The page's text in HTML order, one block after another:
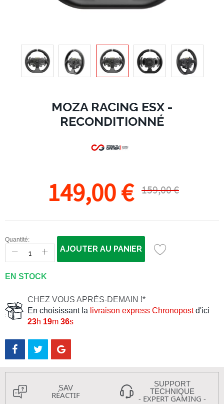
MOZA RACING ESX -
RECONDITIONNÉ
149,00 € 159,00 €
Quantité:
AJOUTER AU PANIER
EN STOCK
CHEZ VOUS APRÈS-DEMAIN !*
En choisissant la livraison express Chronopostd'ici
23h 19m 35s
SAV
RÉACTIF
SUPPORT
TECHNIQUE
- EXPERT GAMING -